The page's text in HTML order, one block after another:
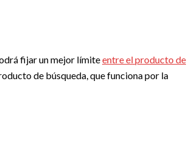
fijar un mejor límiteentre el producto de
de búsqueda, que funciona por la